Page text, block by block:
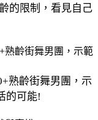
的限制，看見自己
熟齡街舞男團，示
的可能!